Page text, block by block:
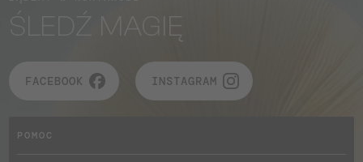
ŚLEDŹ MAGIĘ
FACEBOOK INSTAGRAM
POMOC